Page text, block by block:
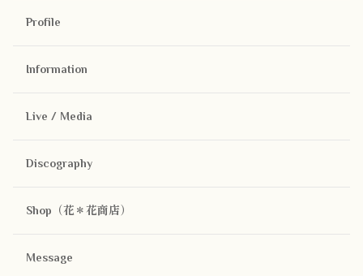
Profile
Information
Live / Media
Discography
Shop（花＊花商店）
Message